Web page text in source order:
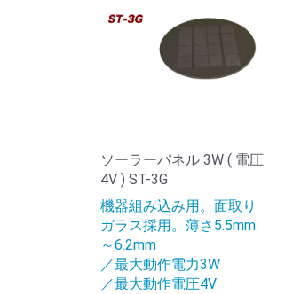
ソーラーパネル 3W ( 電圧
4V ) ST-3G
機器組み込み用。面取り
ガラス採用。薄さ5.5mm
～6.2mm
／最大動作電力3W
／最大動作電圧4V